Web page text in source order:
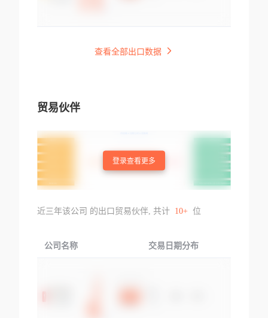
查看全部出口数据
贸易伙伴
登录查看更多
近三年该公司 的出口贸易伙伴, 共计 10+ 位
公司名称 交易日期分布